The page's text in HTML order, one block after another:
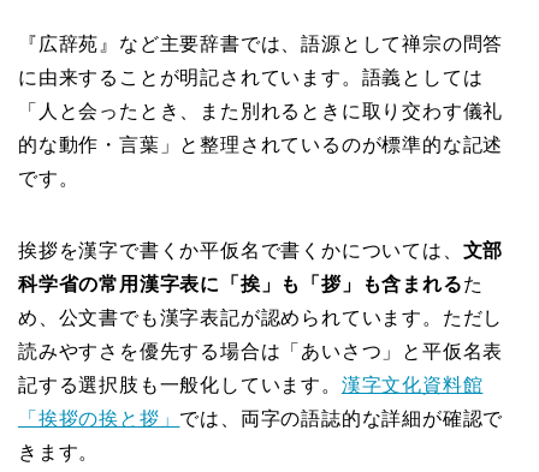
『広辞苑』など主要辞書では、語源として禅宗の問答
に由来することが明記されています。語義としては
「人と会ったとき、また別れるときに取り交わす儀礼
的な動作・言葉」と整理されているのが標準的な記述
です。
挨拶を漢字で書くか平仮名で書くかについては、 文部
科学省の常用漢字表に「挨」も「拶」も含まれるた
め、公文書でも漢字表記が認められています。ただし
読みやすさを優先する場合は「あいさつ」と平仮名表
記する選択肢も一般化しています。 漢字文化資料館
「挨拶の挨と拶」 では、両字の語誌的な詳細が確認で
きます。